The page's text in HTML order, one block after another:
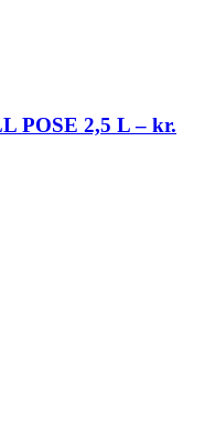
POSE 2,5 L – kr.